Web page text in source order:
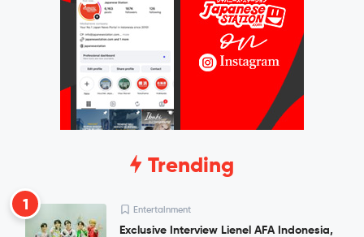
Trending
1 Entertainment
Exclusive Interview Lienel AFA Indonesia,